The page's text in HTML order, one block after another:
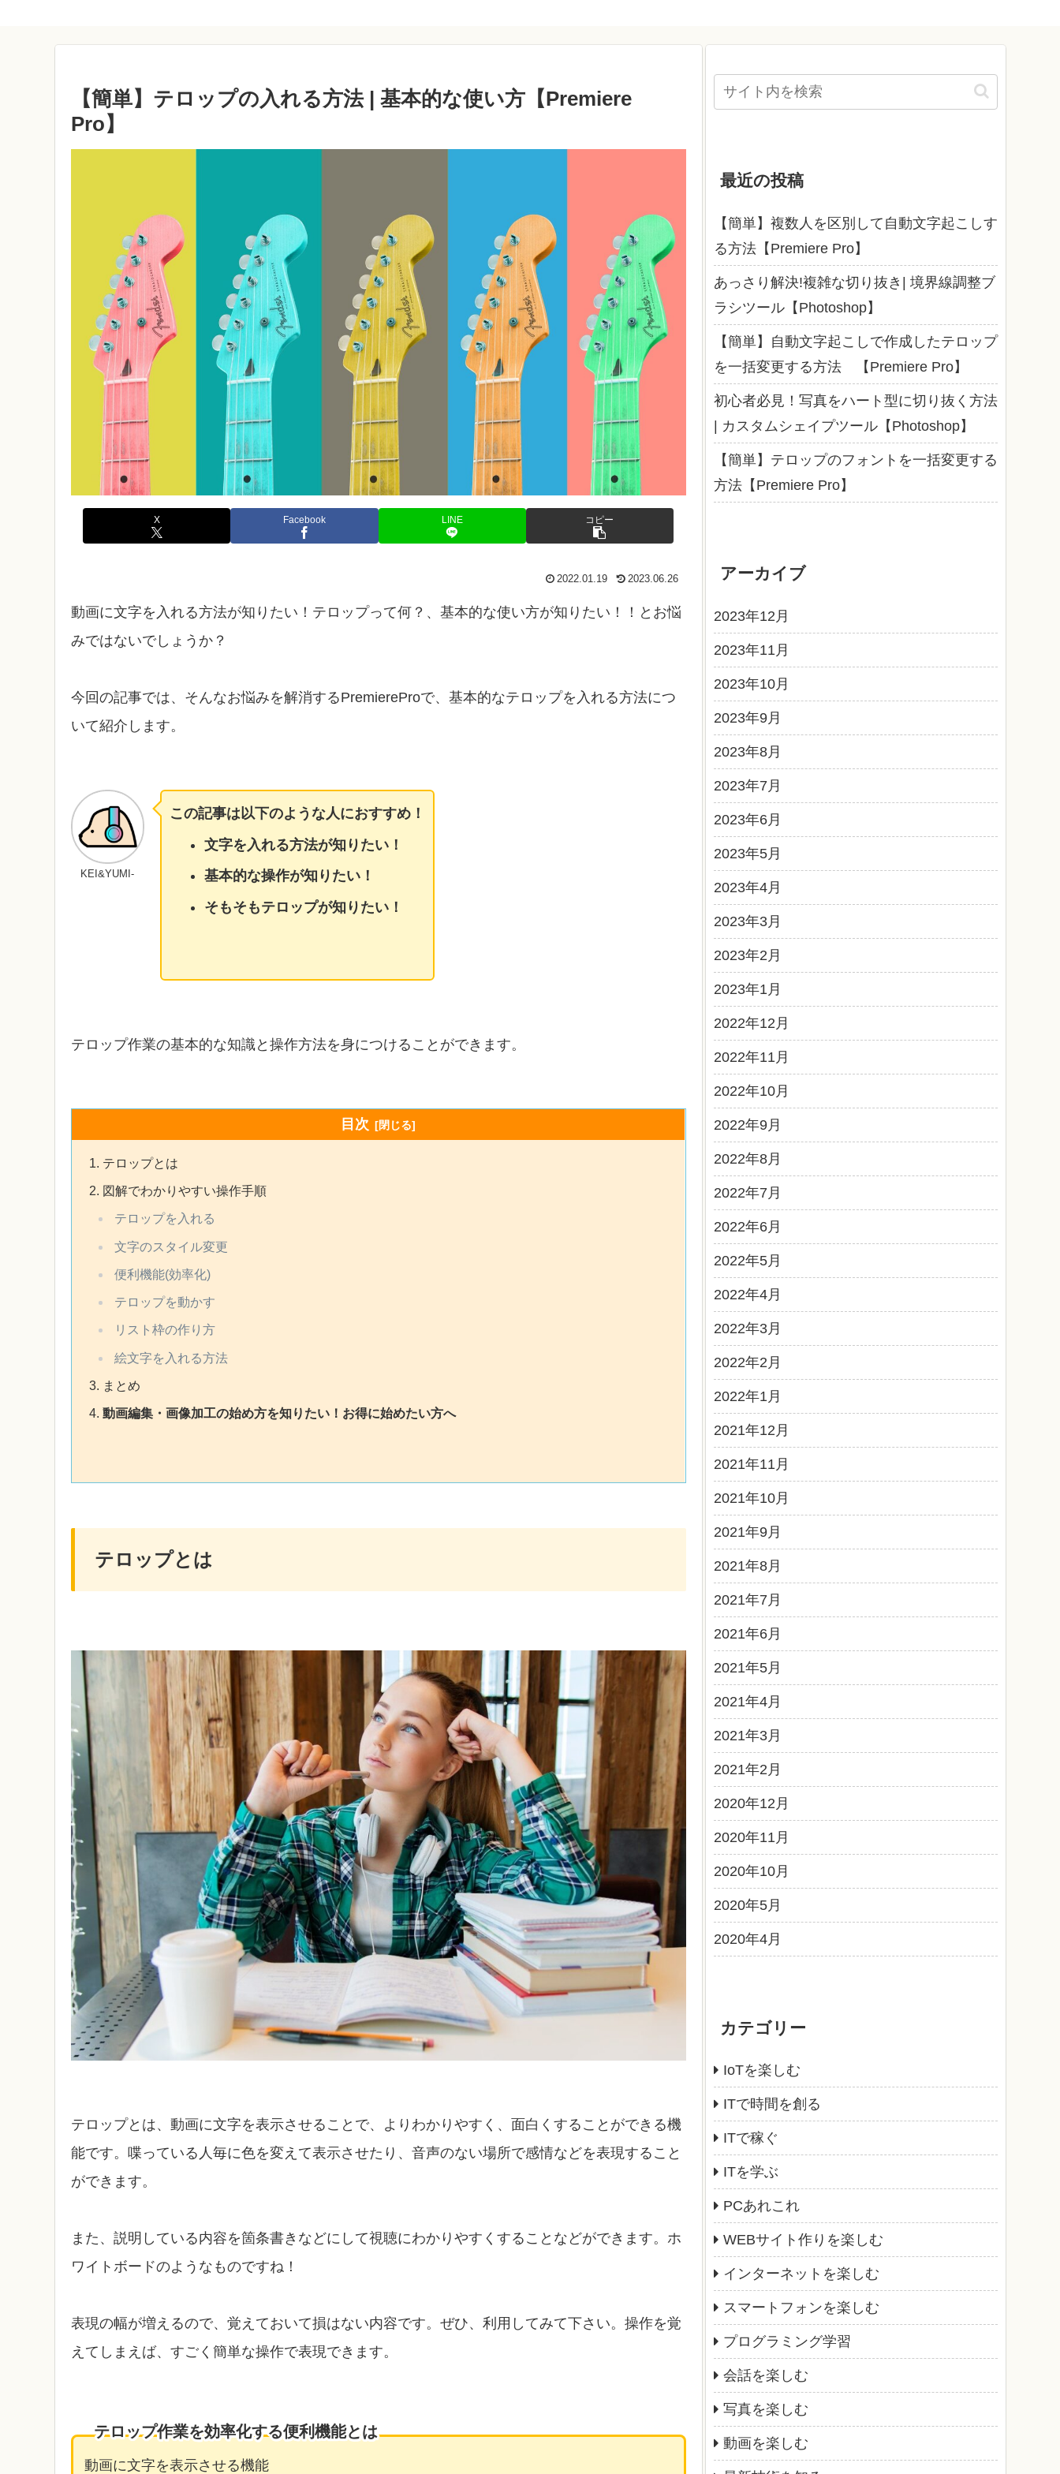
【簡単】テロップの入れる方法 | 基本的な使い方【Premiere
Pro】
X Facebook LINE コピー
2022.01.19 2023.06.26
動画に文字を入れる方法が知りたい！テロップって何？、基本的な使い方が知りたい！！とお悩
みではないでしょうか？
今回の記事では、そんなお悩みを解消するPremiereProで、基本的なテロップを入れる方法につ
いて紹介します。
KEI&YUMI-
この記事は以下のような人におすすめ！
文字を入れる方法が知りたい！
基本的な操作が知りたい！
そもそもテロップが知りたい！
テロップ作業の基本的な知識と操作方法を身につけることができます。
目次
テロップとは
図解でわかりやすい操作手順
テロップを入れる
文字のスタイル変更
便利機能(効率化)
テロップを動かす
リスト枠の作り方
絵文字を入れる方法
まとめ
動画編集・画像加工の始め方を知りたい！お得に始めたい方へ
テロップとは
テロップとは、動画に文字を表示させることで、よりわかりやすく、面白くすることができる機
能です。喋っている人毎に色を変えて表示させたり、音声のない場所で感情などを表現すること
ができます。
また、説明している内容を箇条書きなどにして視聴にわかりやすくすることなどができます。ホ
ワイトボードのようなものですね！
表現の幅が増えるので、覚えておいて損はない内容です。ぜひ、利用してみて下さい。操作を覚
えてしまえば、すごく簡単な操作で表現できます。
テロップ作業を効率化する便利機能とは
動画に文字を表示させる機能
最近の投稿
【簡単】複数人を区別して自動文字起こしす
る方法【Premiere Pro】
あっさり解決!複雑な切り抜き| 境界線調整ブ
ラシツール【Photoshop】
【簡単】自動文字起こしで作成したテロップ
を一括変更する方法 【Premiere Pro】
初心者必見！写真をハート型に切り抜く方法
| カスタムシェイプツール【Photoshop】
【簡単】テロップのフォントを一括変更する
方法【Premiere Pro】
アーカイブ
2023年12月
2023年11月
2023年10月
2023年9月
2023年8月
2023年7月
2023年6月
2023年5月
2023年4月
2023年3月
2023年2月
2023年1月
2022年12月
2022年11月
2022年10月
2022年9月
2022年8月
2022年7月
2022年6月
2022年5月
2022年4月
2022年3月
2022年2月
2022年1月
2021年12月
2021年11月
2021年10月
2021年9月
2021年8月
2021年7月
2021年6月
2021年5月
2021年4月
2021年3月
2021年2月
2020年12月
2020年11月
2020年10月
2020年5月
2020年4月
カテゴリー
IoTを楽しむ
ITで時間を創る
ITで稼ぐ
ITを学ぶ
PCあれこれ
WEBサイト作りを楽しむ
インターネットを楽しむ
スマートフォンを楽しむ
プログラミング学習
会話を楽しむ
写真を楽しむ
動画を楽しむ